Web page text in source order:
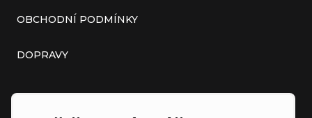
OBCHODNÍ PODMÍNKY
DOPRAVY